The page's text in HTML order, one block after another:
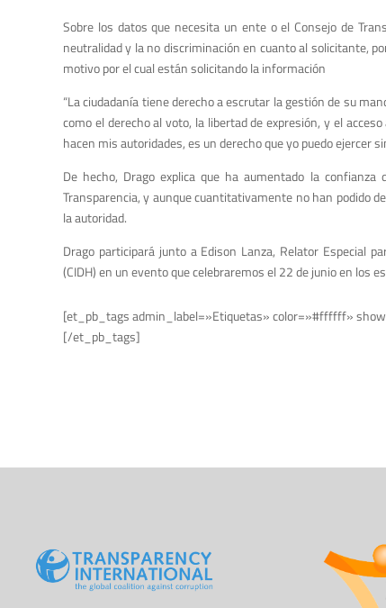
Sobre los datos que necesita un ente o el Consejo de
neutralidad y la no discriminación en cuanto al solicitante,
motivo por el cual están solicitando la información
“La ciudadanía tiene derecho a escrutar la gestión de su
como el derecho al voto, la libertad de expresión, y el
hacen mis autoridades, es un derecho que yo puedo ejercer
De hecho, Drago explica que ha aumentado la
Transparencia, y aunque cuantitativamente no han podido
la autoridad.
Drago participará junto a Edison Lanza, Relator Especial
(CIDH) en un evento que celebraremos el 22 de junio en los
[et_pb_tags admin_label=»Etiquetas» color=»#ffffff»
[/et_pb_tags]